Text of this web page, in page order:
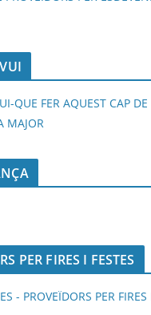
PER FIRES I FESTES